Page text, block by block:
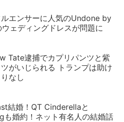
エンサーに人気のUndone by
ェディングドレスが問題に
Tate逮捕でカプリパンツと紫
がいじられる トランプは助け
なし
結婚！QT Cinderellaと
も婚約！ネット有名人の結婚話